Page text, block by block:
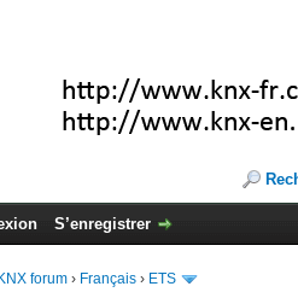
S’enregistrer
forum › Français › ETS